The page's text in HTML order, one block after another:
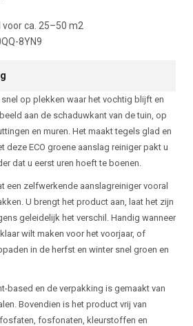
voor ca. 25–50 m2
8YN9
op plekken waar het vochtig blijft en
aan de schaduwkant van de tuin, op
en muren. Het maakt tegels glad en
deze ECO groene aanslag reiniger pakt u
dat u eerst uren hoeft te boenen.
een zelfwerkende aanslagreiniger vooral
U brengt het product aan, laat het zijn
geleidelijk het verschil. Handig wanneer
wilt maken voor het voorjaar, of
in de herfst en winter snel groen en
based en de verpakking is gemaakt van
Bovendien is het product vrij van
fosfonaten, kleurstoffen en